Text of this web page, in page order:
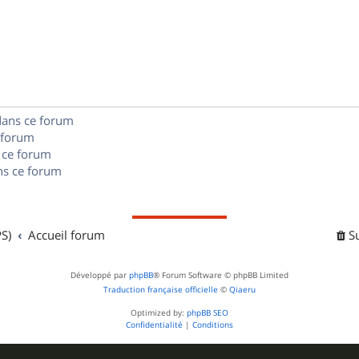
ce forum
forum
ce forum
Accueil forum
Développé par phpBB® Forum Software © phpBB Limited
Traduction française officielle © Qiaeru
Optimized by: phpBB SEO
Confidentialité | Conditions